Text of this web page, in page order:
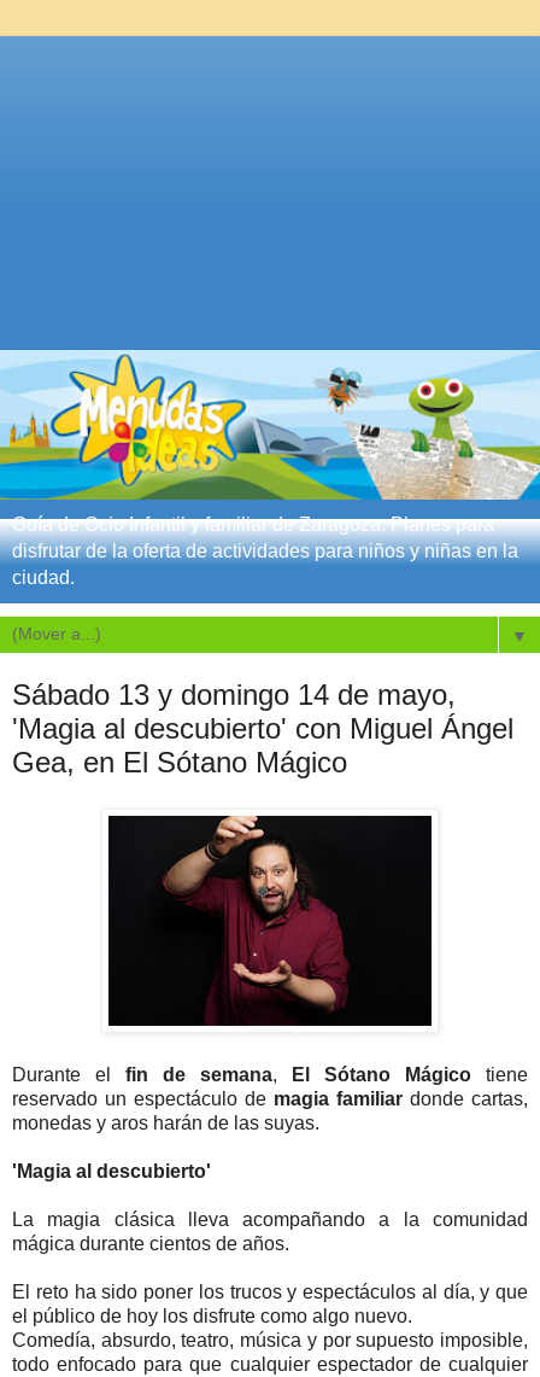
Guía de Ocio Infantil y familiar de Zaragoza. Planes para
disfrutar de la oferta de actividades para niños y niñas en la
ciudad.
▼
Sábado 13 y domingo 14 de mayo,
'Magia al descubierto' con Miguel Ángel
Gea, en El Sótano Mágico
Durante el fin de semana, El Sótano Mágico tiene
reservado un espectáculo de magia familiar donde cartas,
monedas y aros harán de las suyas.
'Magia al descubierto'
La magia clásica lleva acompañando a la comunidad
mágica durante cientos de años.
El reto ha sido poner los trucos y espectáculos al día, y que
el público de hoy los disfrute como algo nuevo.
Comedía, absurdo, teatro, música y por supuesto imposible,
todo enfocado para que cualquier espectador de cualquier